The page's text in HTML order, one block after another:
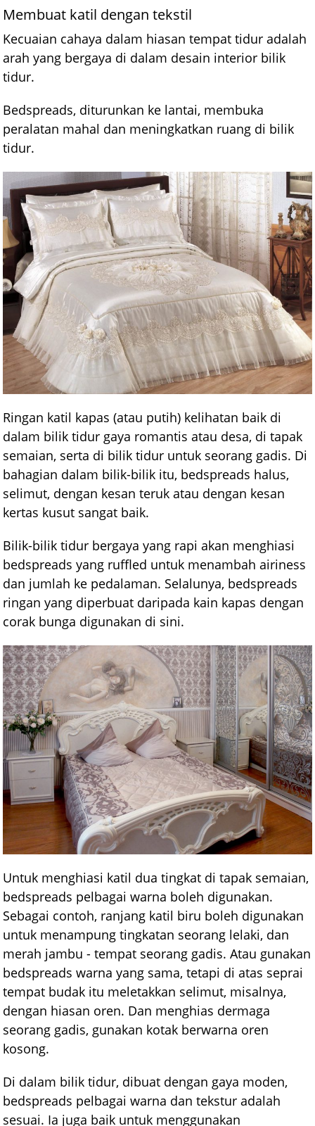
Membuat katil dengan tekstil
Kecuaian cahaya dalam hiasan tempat tidur adalah
arah yang bergaya di dalam desain interior bilik
tidur.
Bedspreads, diturunkan ke lantai, membuka
peralatan mahal dan meningkatkan ruang di bilik
tidur.
Ringan katil kapas (atau putih) kelihatan baik di
dalam bilik tidur gaya romantis atau desa, di tapak
semaian, serta di bilik tidur untuk seorang gadis. Di
bahagian dalam bilik-bilik itu, bedspreads halus,
selimut, dengan kesan teruk atau dengan kesan
kertas kusut sangat baik.
Bilik-bilik tidur bergaya yang rapi akan menghiasi
bedspreads yang ruffled untuk menambah airiness
dan jumlah ke pedalaman. Selalunya, bedspreads
ringan yang diperbuat daripada kain kapas dengan
corak bunga digunakan di sini.
Untuk menghiasi katil dua tingkat di tapak semaian,
bedspreads pelbagai warna boleh digunakan.
Sebagai contoh, ranjang katil biru boleh digunakan
untuk menampung tingkatan seorang lelaki, dan
merah jambu - tempat seorang gadis. Atau gunakan
bedspreads warna yang sama, tetapi di atas seprai
tempat budak itu meletakkan selimut, misalnya,
dengan hiasan oren. Dan menghias dermaga
seorang gadis, gunakan kotak berwarna oren
kosong.
Di dalam bilik tidur, dibuat dengan gaya moden,
bedspreads pelbagai warna dan tekstur adalah
sesuai. Ia juga baik untuk menggunakan